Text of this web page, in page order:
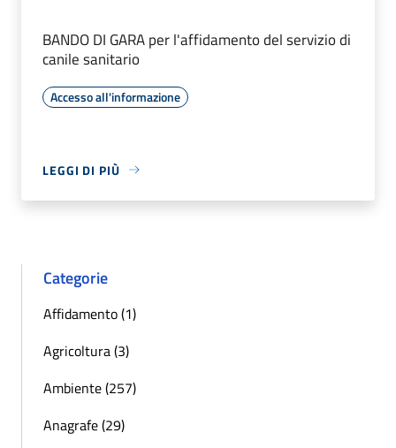
BANDO DI GARA per l'affidamento del servizio di
canile sanitario
Accesso all'informazione
LEGGI DI PIÙ
Categorie
Affidamento (1)
Agricoltura (3)
Ambiente (257)
Anagrafe (29)